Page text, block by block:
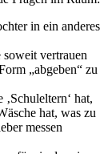
in ein anderes
vertrauen
„abgeben“ zu
hat,
hat, was zu
messen